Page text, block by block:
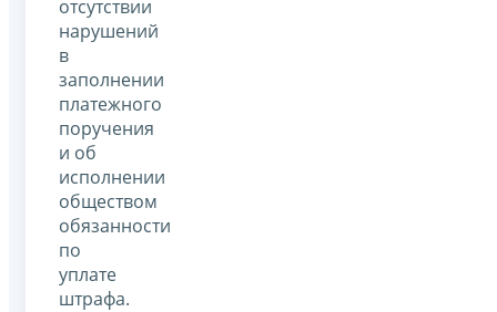
отсутствии
нарушений
в
заполнении
платежного
поручения
и об
исполнении
обществом
обязанности
по
уплате
штрафа.